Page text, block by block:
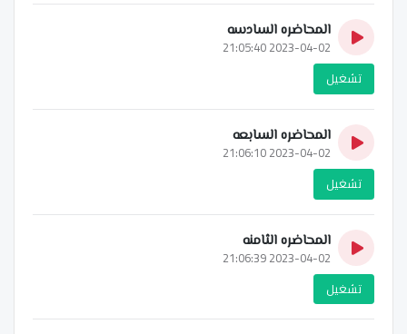
المحاضره السادسه
2023-04-02 21:05:40
تشغيل
المحاضره السابعه
2023-04-02 21:06:10
تشغيل
المحاضره الثامنه
2023-04-02 21:06:39
تشغيل